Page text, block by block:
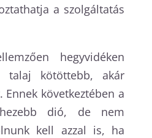
a szolgáltatás
hegyvidéken
kötöttebb, akár
Ennek következtében a
dió, de nem
kell azzal is, ha